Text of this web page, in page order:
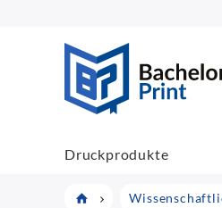
Druckprodukte